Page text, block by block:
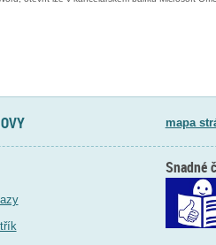
mapa
Snadné